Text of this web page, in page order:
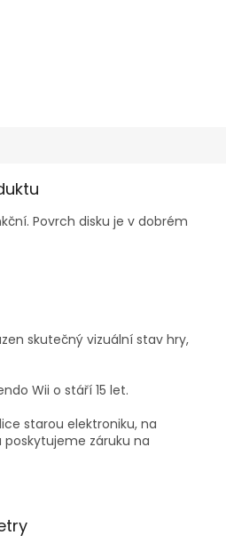
Povrch disku je v dobrém
skutečný vizuální stav hry,
Wii o stáří 15 let.
starou elektroniku, na
záruku na